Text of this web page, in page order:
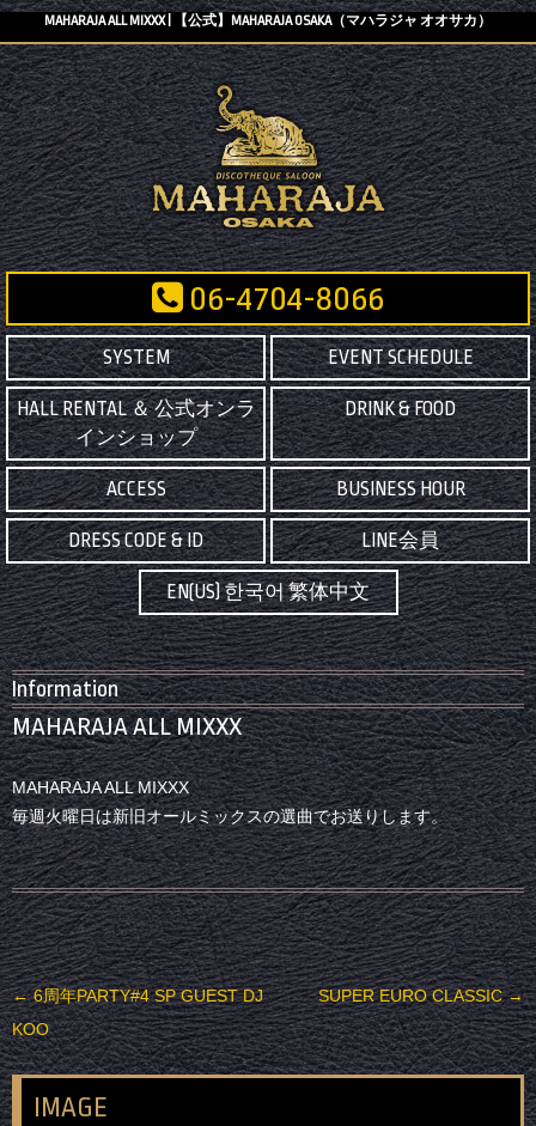
MAHARAJA ALL MIXXX | 【公式】MAHARAJA OSAKA（マハラジャ オオサカ）
06-4704-8066
SYSTEM EVENT SCHEDULE
HALL RENTAL ＆ 公式オンラ
インショップ
DRINK & FOOD
ACCESS BUSINESS HOUR
DRESS CODE & ID LINE会員
EN(US) 한국어 繁体中文
Information
MAHARAJA ALL MIXXX
MAHARAJA ALL MIXXX
毎週火曜日は新旧オールミックスの選曲でお送りします。
投稿ナビゲーション
←6周年PARTY#4 SP GUEST DJ
KOO
SUPER EURO CLASSIC→
IMAGE